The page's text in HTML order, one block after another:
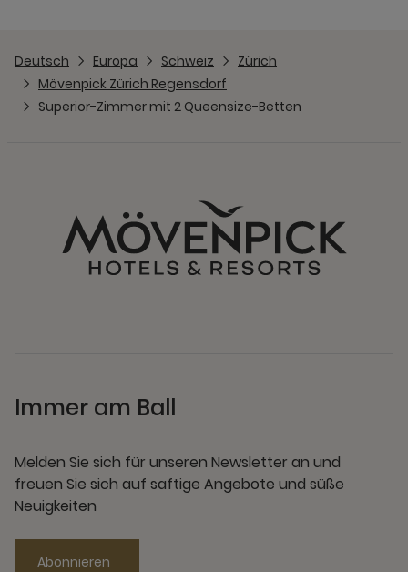
Deutsch Europa Schweiz
Zürich
Mövenpick Zürich Regensdorf
Superior-Zimmer mit 2 Queensize-Betten
Immer am Ball
Melden Sie sich für unseren Newsletter an und
freuen Sie sich auf saftige Angebote und süße
Neuigkeiten
Abonnieren